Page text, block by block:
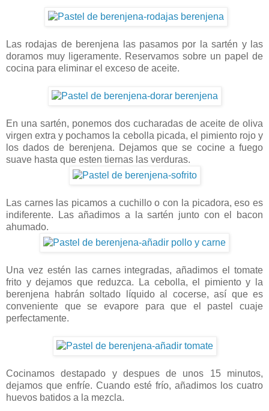
Las rodajas de berenjena las pasamos por la sartén y las
doramos muy ligeramente. Reservamos sobre un papel de
cocina para eliminar el exceso de aceite.
En una sartén, ponemos dos cucharadas de aceite de oliva
virgen extra y pochamos la cebolla picada, el pimiento rojo y
los dados de berenjena. Dejamos que se cocine a fuego
suave hasta que esten tiernas las verduras.
Las carnes las picamos a cuchillo o con la picadora, eso es
indiferente. Las añadimos a la sartén junto con el bacon
ahumado.
Una vez estén las carnes integradas, añadimos el tomate
frito y dejamos que reduzca. La cebolla, el pimiento y la
berenjena habrán soltado líquido al cocerse, así que es
conveniente que se evapore para que el pastel cuaje
perfectamente.
Cocinamos destapado y despues de unos 15 minutos,
dejamos que enfríe. Cuando esté frío, añadimos los cuatro
huevos batidos a la mezcla.